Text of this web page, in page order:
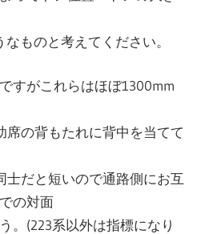
ものと考えてください。
すがこれらはほぼ1300mm
席の背もたれに背中を当てて
士だと短いので通路側にお互
の対面
。(223系以外は指標になり